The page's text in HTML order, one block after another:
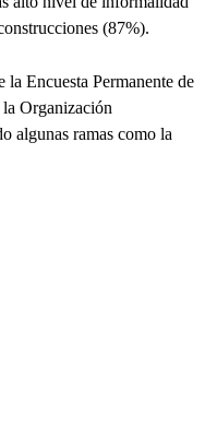
(87%).
la Encuesta Permanente de
Organización
algunas ramas como la